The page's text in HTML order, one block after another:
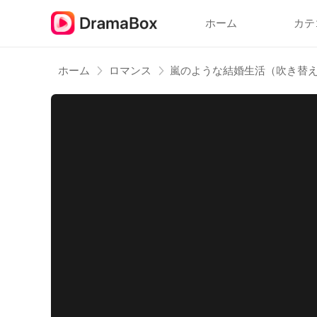
ホーム カ
ホーム ロマンス 嵐のような結婚生活（吹き替え